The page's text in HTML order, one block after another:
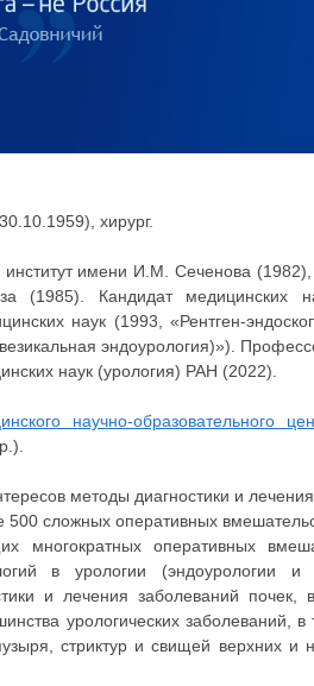
хирург.
имени И.М. Сеченова (1982),
(1985). Кандидат медицинских
наук (1993, «Рентген-
эндоурология)»).
наук (урология) РАН (2022).
научно-образовательного
методы диагностики и
сложных оперативных
многократных оперативных
в урологии (эндоурологии и
и лечения заболеваний
урологических заболеваний,
стриктур и свищей верхних